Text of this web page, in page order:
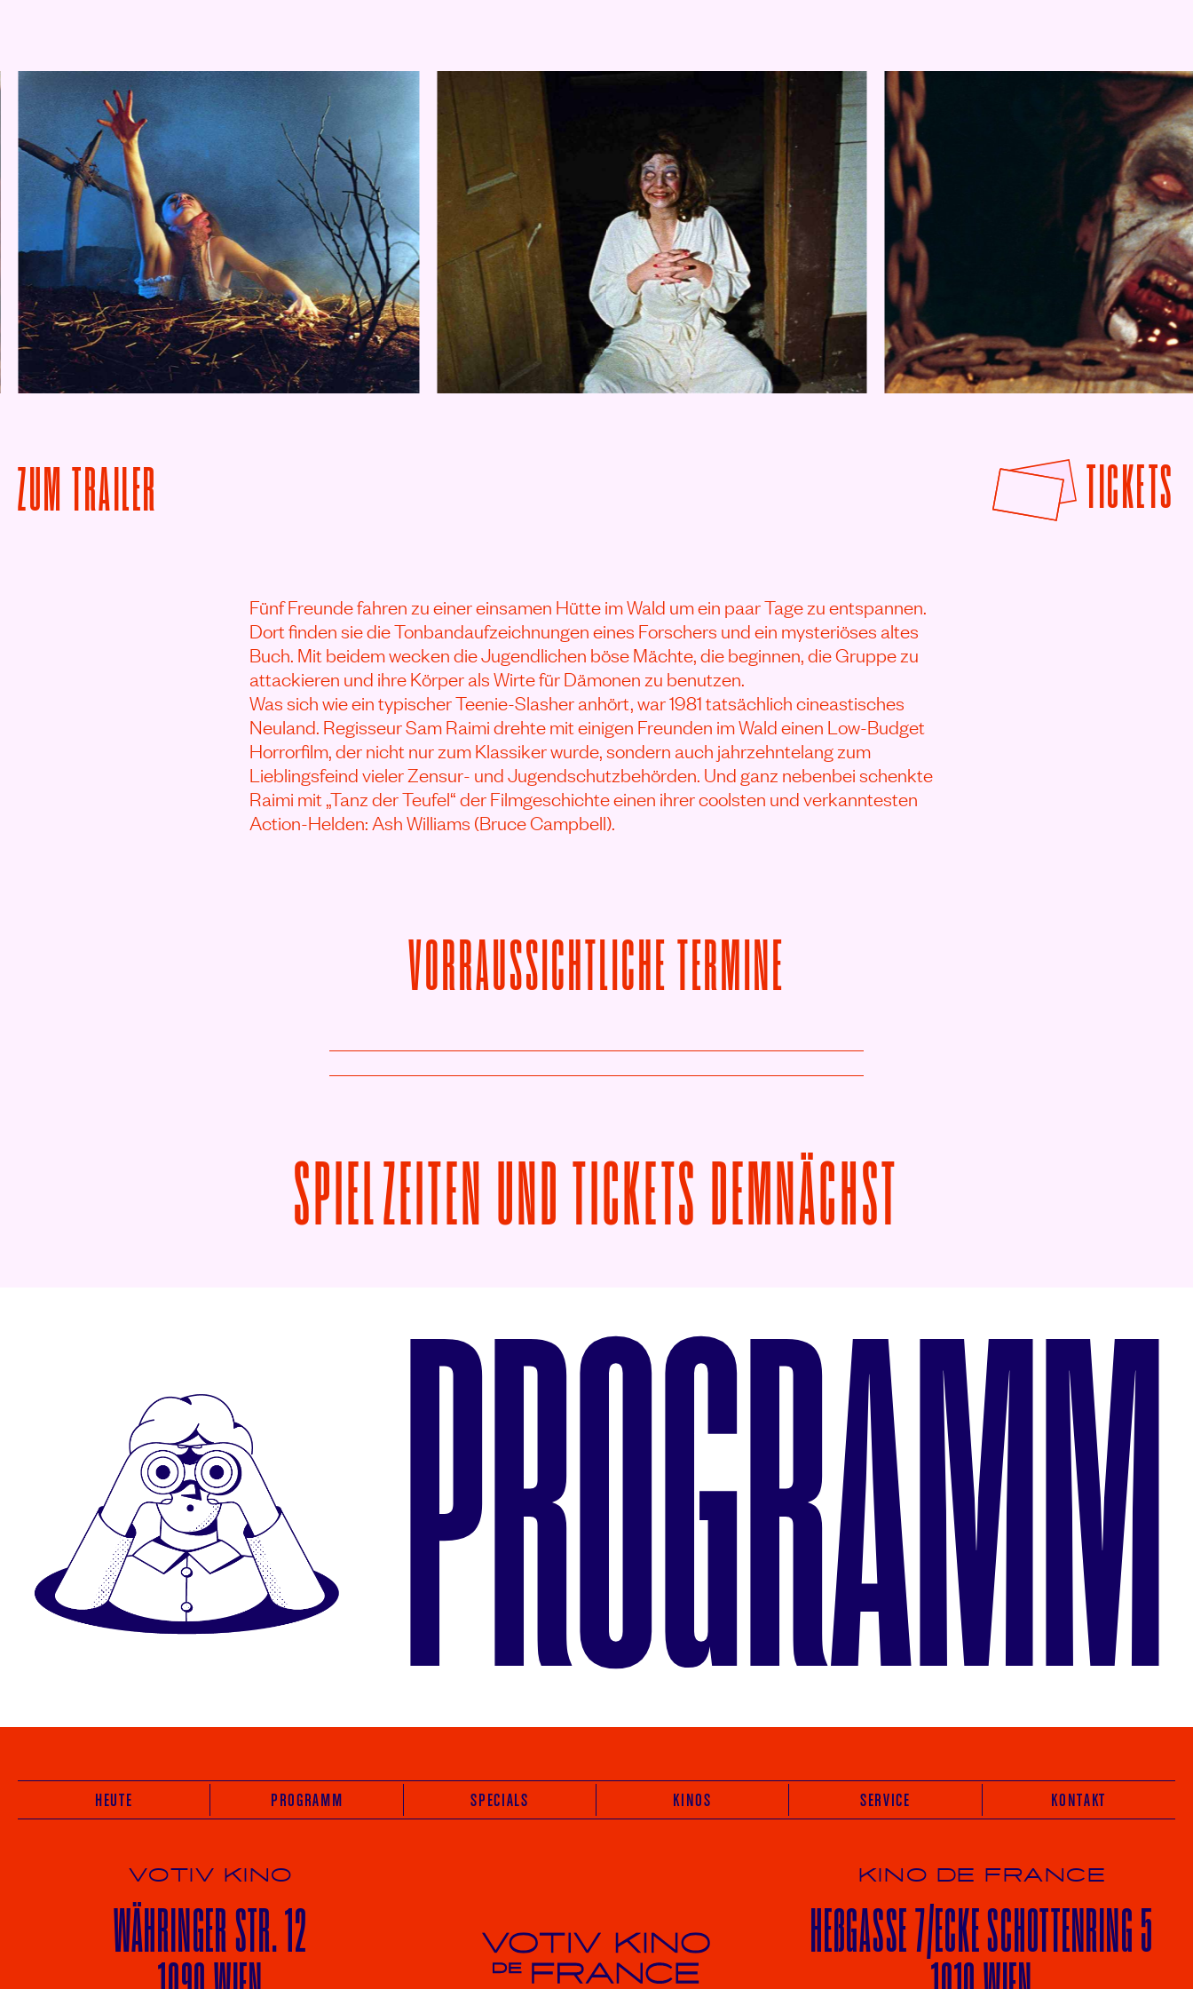
ZUMTRAILER TICKETS
Fünf Freunde fahren zu einer einsamen Hütte im Wald um ein paar Tage zu entspannen.
Dort finden sie die Tonbandaufzeichnungen eines Forschers und ein mysteriöses altes
Buch. Mit beidem wecken die Jugendlichen böse Mächte, die beginnen, die Gruppe zu
attackieren und ihre Körper als Wirte für Dämonen zu benutzen.
Was sich wie ein typischer Teenie-Slasher anhört, war 1981 tatsächlich cineastisches
Neuland. Regisseur Sam Raimi drehte mit einigen Freunden im Wald einen Low-Budget
Horrorfilm, der nicht nur zum Klassiker wurde, sondern auch jahrzehntelang zum
Lieblingsfeind vieler Zensur- und Jugendschutzbehörden. Und ganz nebenbei schenkte
Raimi mit „Tanz der Teufel“ der Filmgeschichte einen ihrer coolsten und verkanntesten
Action-Helden: Ash Williams (Bruce Campbell).
VORRAUSSICHTLICHE TERMINE
SPIELZEITEN UND TICKETS DEMNÄCHST
PROGRAMM
HEUTE PROGRAMM SPECIALS KINOS SERVICE KONTAKT
VOTIV KINO
WÄHRINGERSTR. 12
Votiv Kino und Kino De France in Wien
KINO DE FRANCE
HEßGASSE 7/ECKESCHOTTENRING 5